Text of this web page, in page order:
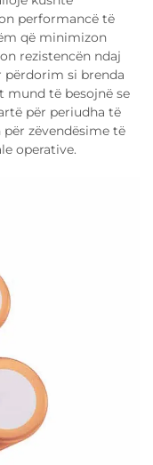
performancë të
që minimizon
rezistencën ndaj
përdorim si brenda
mund të besojnë se
për periudha të
zëvendësime të
operative.